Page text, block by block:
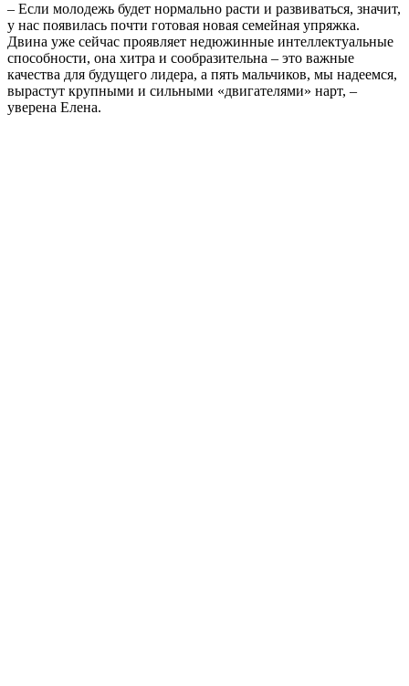
– Если молодежь будет нормально расти и развиваться, значит,
у нас появилась почти готовая новая семейная упряжка.
Двина уже сейчас проявляет недюжинные интеллектуальные
способности, она хитра и сообразительна – это важные
качества для будущего лидера, а пять мальчиков, мы надеемся,
вырастут крупными и сильными «двигателями» нарт, –
уверена Елена.